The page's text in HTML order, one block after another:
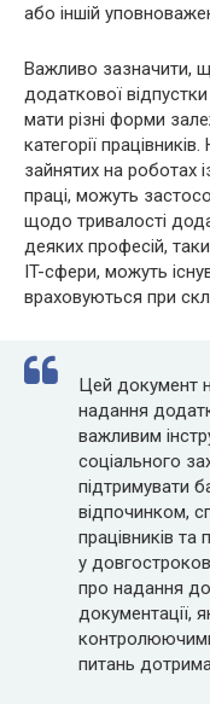
або іншій
Важливо зазначити,
додаткової
мати різні форми
категорії
зайнятих на роботах
праці, можуть
щодо тривалості
деяких професій,
IT-сфери, можуть
враховуються при
Цей документ
надання
важливим
соціального
підтримувати
відпочинком,
працівників та
у
про надання
документації,
контролюючими
питань